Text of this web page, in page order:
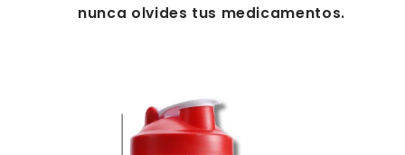
nunca olvides tus medicamentos.